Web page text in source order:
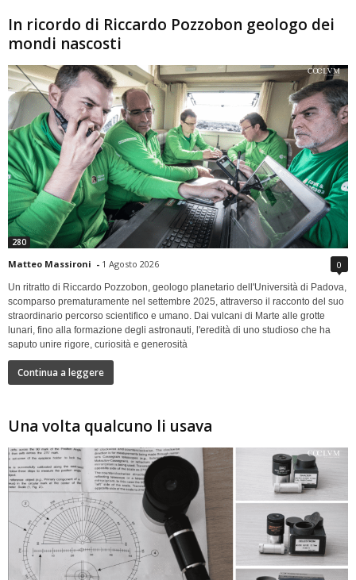
In ricordo di Riccardo Pozzobon geologo dei
mondi nascosti
280
Matteo Massironi - 1 Agosto 2026 0
Un ritratto di Riccardo Pozzobon, geologo planetario dell'Università di Padova,
scomparso prematuramente nel settembre 2025, attraverso il racconto del suo
straordinario percorso scientifico e umano. Dai vulcani di Marte alle grotte
lunari, fino alla formazione degli astronauti, l'eredità di uno studioso che ha
saputo unire rigore, curiosità e generosità
Continua a leggere
Una volta qualcuno li usava